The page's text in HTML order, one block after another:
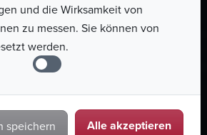
und die Wirksamkeit von
zu messen. Sie können von
werden.
speichern Alle akzeptieren